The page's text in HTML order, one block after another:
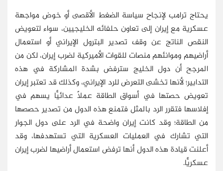
يحتاج ترامب لإنجاح سياسة الضغط الأقصى أو خوض مواجهة
عسكرية مع إيران إلى تعاون حلفائه الخليجيين، سواء لتعويض
النقص الناتج عن وقف تصدير البترول الإيراني أو استعمال
أراضيهم وموانئهم منصات للقوات الأميركية لضرب إيران، لكن من
المرجح أن دول الخليج سترفض بشدة المشاركة في هذه
التدابير؛ لأنها تخشى التعرض للرد الإيراني، وكذلك قد تعتبر إيران
تعويض حصتها في أسواق الطاقة عملًا عدائيًّا يسهم في
إفلاسها فتقرر الرد بالمثل فتمنع هذه الدول من تصدير حصصها
من الطاقة؛ وقد كانت إيران واضحة في الرد على دول الجوار
التي تشارك في العمليات العسكرية التي تستهدفها، وقد
أعلنت قيادة هذه الدول أنها ترفض استعمال أراضيها لضرب إيران
عسكريًّا.